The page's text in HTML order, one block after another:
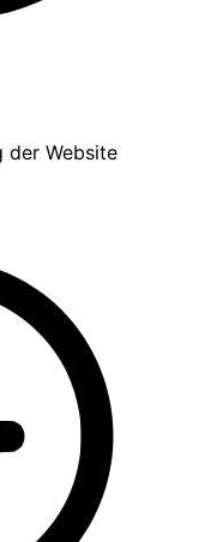
der Website